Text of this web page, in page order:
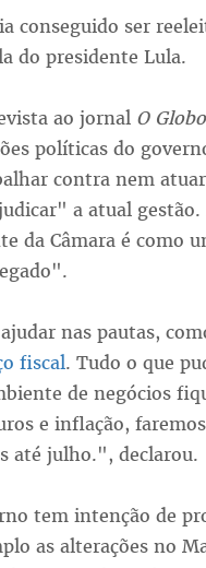
conseguido ser
do presidente Lula.
ao jornal O Globo
políticas do
contra nem
a atual gestão.
da Câmara é como
nas pautas,
fiscal. Tudo o que
de negócios
e inflação,
até julho.", declarou.
tem intenção de
as alterações no